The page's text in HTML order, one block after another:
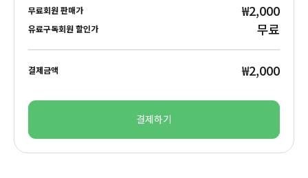
무료회원 판매가 ₩2,000
유료구독회원 할인가 무료
결제금액 ₩2,000
결제하기